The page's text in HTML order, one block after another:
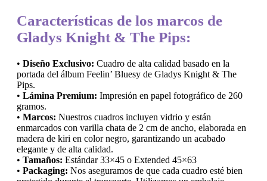
Características de los marcos de
Gladys Knight & The Pips:
• Diseño Exclusivo: Cuadro de alta calidad basado en la
portada del álbum Feelin’ Bluesy de Gladys Knight & The
Pips.
• Lámina Premium: Impresión en papel fotográfico de 260
gramos.
• Marcos: Nuestros cuadros incluyen vidrio y están
enmarcados con varilla chata de 2 cm de ancho, elaborada en
madera de kiri en color negro, garantizando un acabado
elegante y de alta calidad.
• Tamaños: Estándar 33×45 o Extended 45×63
• Packaging: Nos aseguramos de que cada cuadro esté bien